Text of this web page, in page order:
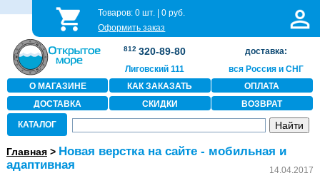
Товаров:0 шт. |0 руб.
Оформить заказ
812 320-89-80
Лиговский 111
доставка:
вся Россия и СНГ
О МАГАЗИНЕ
КАК ЗАКАЗАТЬ
ОПЛАТА
ДОСТАВКА
СКИДКИ ВОЗВРАТ
КАТАЛОГ
Главная> Новая верстка на сайте - мобильная и
адаптивная
14.04.2017